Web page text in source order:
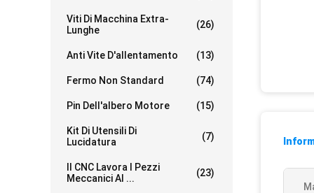
Viti Di Macchina Extra-
Lunghe
(26)
Anti Vite D'allentamento (13)
Fermo Non Standard (74)
Pin Dell'albero Motore (15)
Kit Di Utensili Di
Lucidatura
(7)
Il CNC Lavora I Pezzi
Meccanici Al ...
(23)